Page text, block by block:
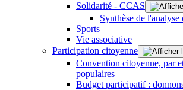
Solidarité - CCAS
Synthèse de l'analyse
Sports
Vie associative
Participation citoyenne
Convention citoyenne, par
populaires
Budget participatif :